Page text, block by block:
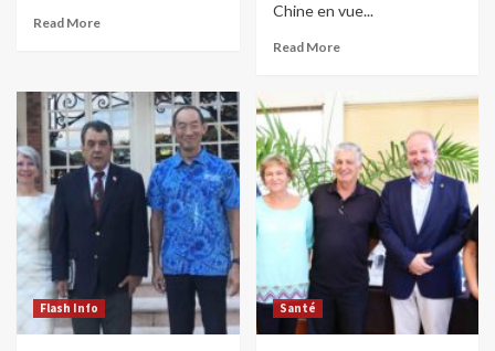
Read More
Chine en vue...
Read More
Flash Info Santé